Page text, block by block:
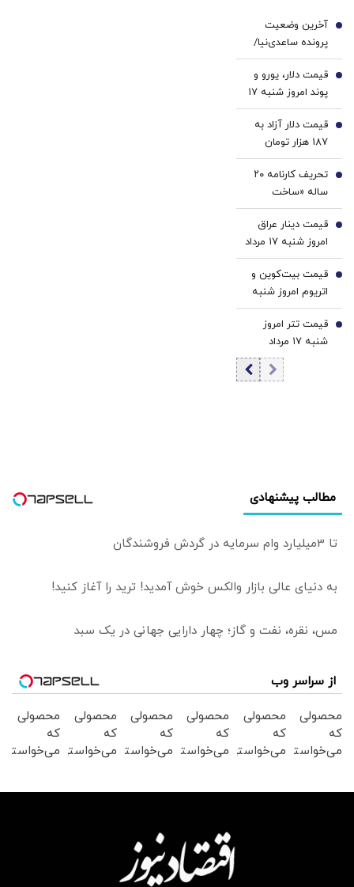
در 4
قسط
کرم
ترمیم
کننده
23
روزه
ساخت!
آخرین وضعیت
پرونده ساعدی‌نیا/
همه اموال منقول و
غیرمنقول او،
مشمول مصادره قرار
گرفته/ کافه‌های
ساعدی‌نیا رفع
پلمب نشده‌اند/ او
فرجام‌خواهی از
کافه‌داری محروم
1
قیمت دلار، یورو و
پوند امروز شنبه ۱۷
مرداد 1405/ کاهش
قیمت دلار و یورو
2
قیمت دلار آزاد به
187 هزار تومان
رسید
3
تحریف کارنامه ۲۰
ساله «ساخت
سرپناه برای
کم‌درآمدها» |
زیرپوست پرونده باز
«مسکن‌مهر» چه
خبر است؟ | چرا
پرقدرت‌ترین
دهه ۹۰
«مسکن‌مهر» را
گارانتی نکرد؟
4
قیمت دینار عراق
امروز شنبه ۱۷ مرداد
1405/ کاهش
قیمت دینار
5
قیمت بیت‌کوین و
اتریوم امروز شنبه
۱۷ مرداد ۱۴۰۵/
افزایش قیمت
بیت‌کوین
6
قیمت تتر امروز
شنبه ۱۷ مرداد
1405 / کاهش
7
مطالب پیشنهادی
تا 3میلیارد وام سرمایه در گردش فروشندگان
به دنیای عالی بازار والکس خوش آمدید! ترید را آغاز کنید!
مس، نقره، نفت و گاز؛ چهار دارایی جهانی در یک سبد
از سراسر وب
محصولی
که
می‌خواستی
محصولی
که
می‌خواستی
محصولی
که
می‌خواستی
بخر !
محصولی
که
می‌خواستی
بخر !
محصولی
که
می‌خواستی
محصولی
که
می‌خواستی